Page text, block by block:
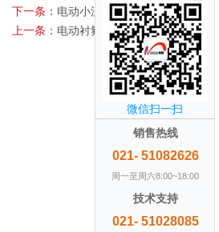
微信扫一扫
销售热线
021- 51082626
周一至周六8:00~18:00
技术支持
021- 51028085
下一条： 电动小流量调节阀
上一条： 电动衬氟调节阀